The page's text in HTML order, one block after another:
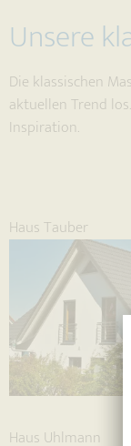
Unsere
Die klassischen
aktuellen Trend
Inspiration.
Haus Tauber
Haus Uhlmann